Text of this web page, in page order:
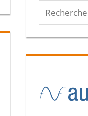
Recherche